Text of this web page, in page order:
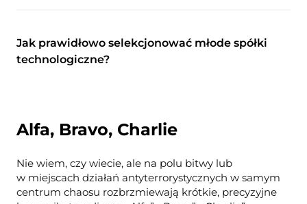
Jak prawidłowo selekcjonować młode spółki
technologiczne?
Alfa, Bravo, Charlie
Nie wiem, czy wiecie, ale na polu bitwy lub
w miejscach działań antyterrorystycznych w samym
centrum chaosu rozbrzmiewają krótkie, precyzyjne